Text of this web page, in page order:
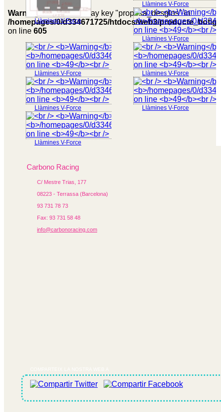
Warning: Undefined array key "proposa_desglos" in
/homepages/0/d334671725/htdocs/web3/
on line605
Llàmines V-Force
Llàmines V-Force
Llàmines V-Force
Llàmines V-Force Llàmines V-Force
Llàmines V-Force Llàmines V-Force
Llàmines V-Force
Carbono Racing
C/ Mestre Trias, 177
08223 - Terrassa (Barcelona)
93 731 78 73
Fax: 93 731 58 48
info@carbonoracing.com